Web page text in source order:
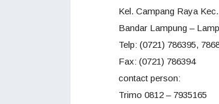
Kel. Campang Raya
Bandar Lampung –
Telp: (0721) 786395,
Fax: (0721) 786394
contact person:
Trimo 0812 – 7935165